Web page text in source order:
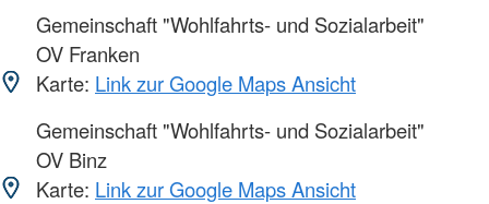
Gemeinschaft "Wohlfahrts- und Sozialarbeit"
OV Franken
Karte: Link zur Google Maps Ansicht
Gemeinschaft "Wohlfahrts- und Sozialarbeit"
OV Binz
Karte: Link zur Google Maps Ansicht